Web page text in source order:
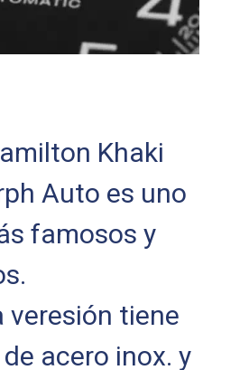
Khaki
Auto es uno
famosos y
veresión tiene
acero inox. y